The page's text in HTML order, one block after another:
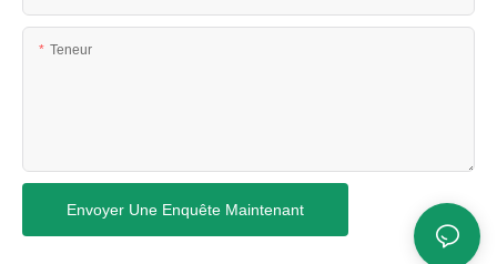
Teneur
Envoyer Une Enquête Maintenant